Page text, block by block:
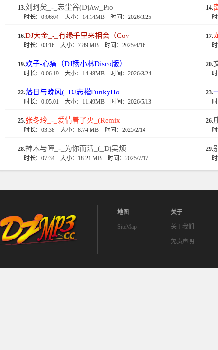
13.刘珂矣_-_忘尘谷(DjAw_Pro
时长：0:06:04 大小：14.14MB 时间：2026/3/25
14.
16.DJ大金_-_有缘千里来相会（Cov
时长：03:16 大小：7.89 MB 时间：2025/4/16
17.
19.欢子-心痛（DJ杨小林Disco版）
时长：0:06:19 大小：14.48MB 时间：2026/3/24
20.
22.落日与晚风(_DJ志權FunkyHo
时长：0:05:01 大小：11.49MB 时间：2026/5/13
23.
25.张冬玲_-_爱情着了火_(Remix
时长：03:38 大小：8.74 MB 时间：2025/2/14
26.
28.神木与瞳_-_为你而活_(_Dj吴烦
时长：07:34 大小：18.21 MB 时间：2025/7/17
29.
地图
SiteMap
关于
关于我们
免责声明